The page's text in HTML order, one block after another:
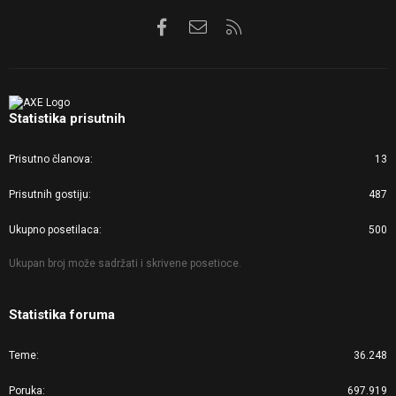
FacebookKontaktirajte nas
Statistika prisutnih
Prisutno članova 13
Prisutnih gostiju 487
Ukupno posetilaca 500
Ukupan broj može sadržati i skrivene posetioce.
Statistika foruma
Teme 36.248
Poruka 697.919